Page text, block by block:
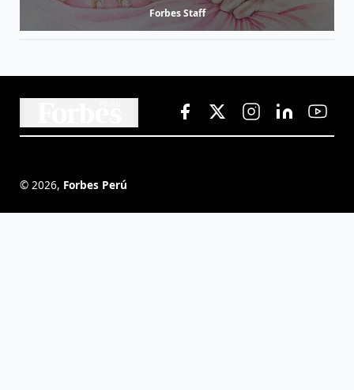
Forbes Staff
© 2026, Forbes Perú